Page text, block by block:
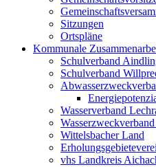
Sitzungen
Ortspläne
Kommunale
Schulverband
Schulverband
Wasserverband
Wittelsbacher Land
vhs Landkreis